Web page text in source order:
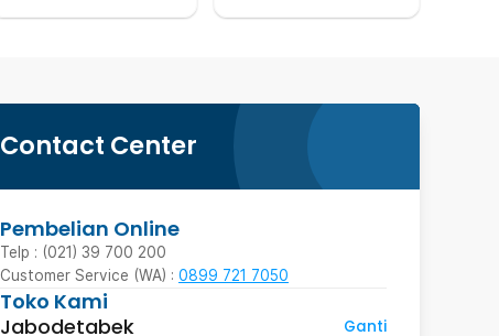
Contact Center
Pembelian Online
Telp : (021) 39 700 200
Customer Service (WA) : 0899 721 7050
Toko Kami
Jabodetabek
Ganti